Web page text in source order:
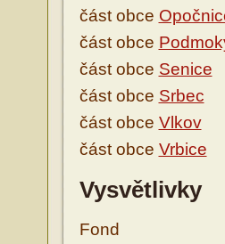
část obce
část obce
část obce Senice
část obce Srbec
část obce Vlkov
část obce Vrbice
Vysvětlivky
Fond